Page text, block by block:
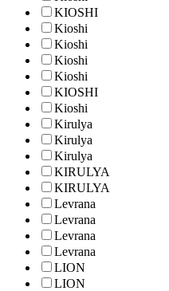
KIOSHI
Kioshi
Kioshi
Kioshi
Kioshi
KIOSHI
Kioshi
Kirulya
Kirulya
Kirulya
KIRULYA
KIRULYA
Levrana
Levrana
Levrana
Levrana
LION
LION